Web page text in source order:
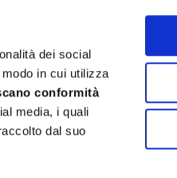
dei social
in cui utilizza
conformità
media, i quali
dal suo